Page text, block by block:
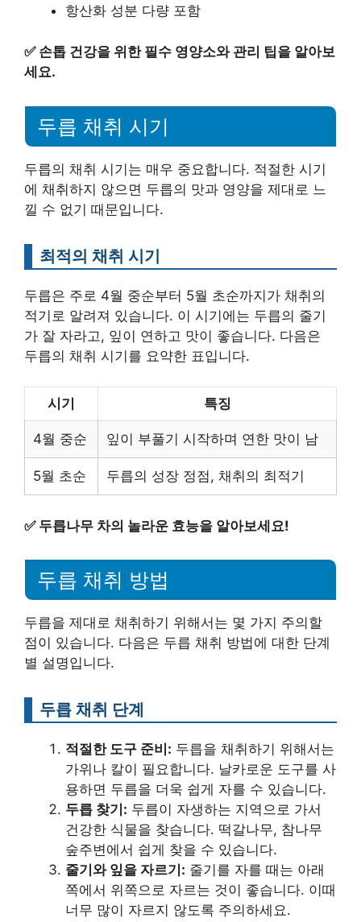
항산화 성분 다량 포함
✅ 손톱 건강을 위한 필수 영양소와 관리 팁을 알아보
세요.
두릅 채취 시기
두릅의 채취 시기는 매우 중요합니다. 적절한 시기
에 채취하지 않으면 두릅의 맛과 영양을 제대로 느
낄 수 없기 때문입니다.
최적의 채취 시기
두릅은 주로 4월 중순부터 5월 초순까지가 채취의
적기로 알려져 있습니다. 이 시기에는 두릅의 줄기
가 잘 자라고, 잎이 연하고 맛이 좋습니다. 다음은
두릅의 채취 시기를 요약한 표입니다.
시기 특징
4월 중순 잎이 부풀기 시작하며 연한 맛이 남
5월 초순 두릅의 성장 정점, 채취의 최적기
✅ 두릅나무 차의 놀라운 효능을 알아보세요!
두릅 채취 방법
두릅을 제대로 채취하기 위해서는 몇 가지 주의할
점이 있습니다. 다음은 두릅 채취 방법에 대한 단계
별 설명입니다.
두릅 채취 단계
적절한 도구 준비: 두릅을 채취하기 위해서는
가위나 칼이 필요합니다. 날카로운 도구를 사
용하면 두릅을 더욱 쉽게 자를 수 있습니다.
두릅 찾기: 두릅이 자생하는 지역으로 가서
건강한 식물을 찾습니다. 떡갈나무, 참나무
숲주변에서 쉽게 찾을 수 있습니다.
줄기와 잎을 자르기: 줄기를 자를 때는 아래
쪽에서 위쪽으로 자르는 것이 좋습니다. 이때
너무 많이 자르지 않도록 주의하세요.